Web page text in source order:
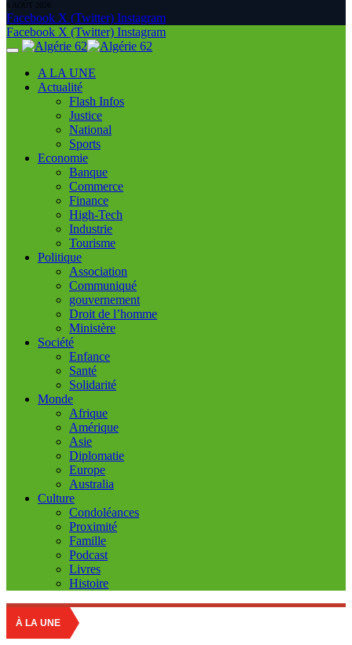
8 AOÛT 2026
Facebook X (Twitter) Instagram
Facebook X (Twitter) Instagram
A LA UNE
Actualité
Flash Infos
Justice
National
Sports
Economie
Banque
Commerce
Finance
High-Tech
Industrie
Tourisme
Politique
Association
Communiqué
gouvernement
Droit de l’homme
Ministère
Société
Enfance
Santé
Solidarité
Monde
Afrique
Amérique
Asie
Diplomatie
Europe
Australia
Culture
Condoléances
Proximité
Famille
Podcast
Livres
Histoire
À LA UNE